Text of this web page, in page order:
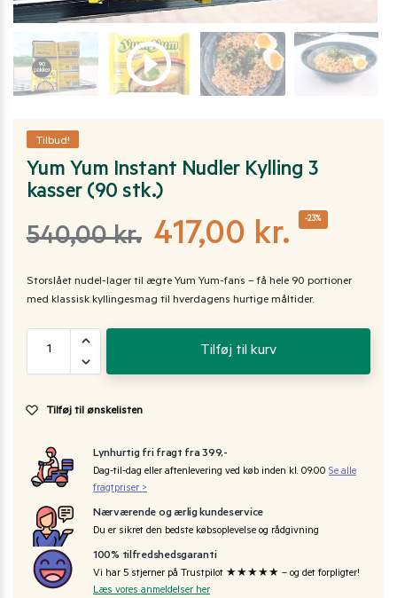
Tilbud!
Yum Yum Instant Nudler Kylling 3
kasser (90 stk.)
540,00kr. 417,00 kr. -23%
Storslået nudel-lager til ægte Yum Yum-fans – få hele 90 portioner
med klassisk kyllingesmag til hverdagens hurtige måltider.
Tilføj til kurv
Tilføj til ønskelisten
Lynhurtig fri fragt fra 399,-
Dag-til-dag eller aftenlevering ved køb inden kl. 09:00 Se alle
fragtpriser >
Nærværende og ærlig kundeservice
Du er sikret den bedste købsoplevelse og rådgivning
100% tilfredshedsgaranti
Vi har 5 stjerner på Trustpilot ★★★★★ – og det forpligter!
Læs vores anmeldelser her